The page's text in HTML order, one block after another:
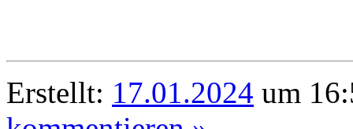
Erstellt: 17.01.2024 um